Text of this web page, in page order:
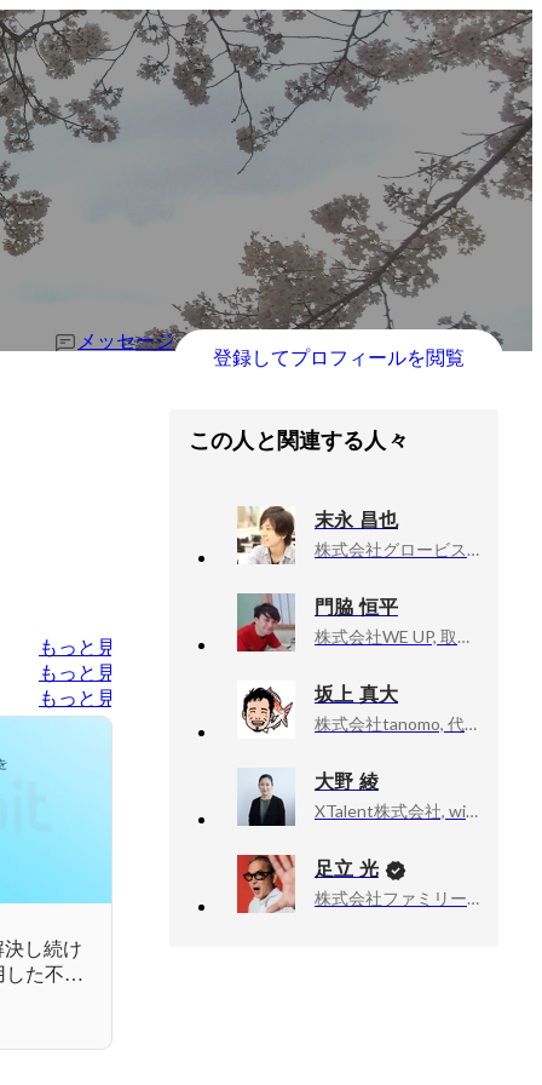
メッセージ
登録してプロフィールを閲覧
もっと見る
もっと見る
もっと見る
し続け
した不動
この人と関連する人々
末永 昌也
株式会社グロービス, Technology Director
門脇 恒平
株式会社WE UP, 取締役 CTO
坂上 真大
株式会社tanomo, 代表取締役
大野 綾
XTalent株式会社, withwork事業 事業部長
足立 光
株式会社ファミリーマート, チーフ・マーケティング・オフィサー（CMO）